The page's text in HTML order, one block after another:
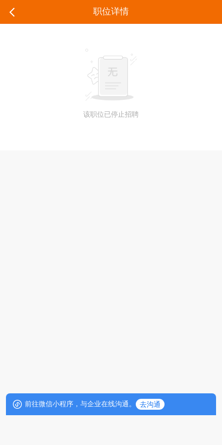
职位详情
该职位已停止招聘
前往微信小程序，与企业在线沟通。 去沟通